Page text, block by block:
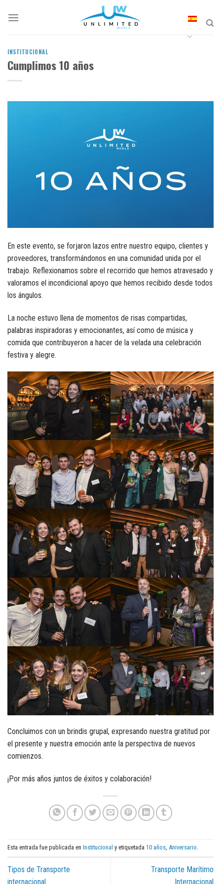
INSTITUCIONAL
Cumplimos 10 años
En este evento, se forjaron lazos entre nuestro equipo, clientes y
proveedores, transformándonos en una comunidad unida por el
trabajo. Reflexionamos sobre el recorrido que hemos atravesado y
valoramos el incondicional apoyo que hemos recibido desde todos
los ángulos.
La noche estuvo llena de momentos de risas compartidas,
palabras inspiradoras y emocionantes, así como de música y
comida que contribuyeron a hacer de la velada una celebración
festiva y alegre.
Concluimos con un brindis grupal, expresando nuestra gratitud por
el presente y nuestra emoción ante la perspectiva de nuevos
comienzos.
¡Por más años juntos de éxitos y colaboración!
Esta entrada fue publicada en Institucional y etiquetada 10 años, Aniversario.
Tipos de Transporte
internacional
Transporte Marítimo
Internacional